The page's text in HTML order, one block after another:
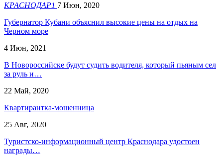
КРАСНОДАР1 7 Июн, 2020
Губернатор Кубани объяснил высокие цены на отдых на
Черном море
4 Июн, 2021
В Новороссийске будут судить водителя, который пьяным сел
за руль и…
22 Май, 2020
Квартирантка-мошенница
25 Авг, 2020
Туристско-информационный центр Краснодара удостоен
награды…